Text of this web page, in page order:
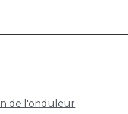
de l'onduleur